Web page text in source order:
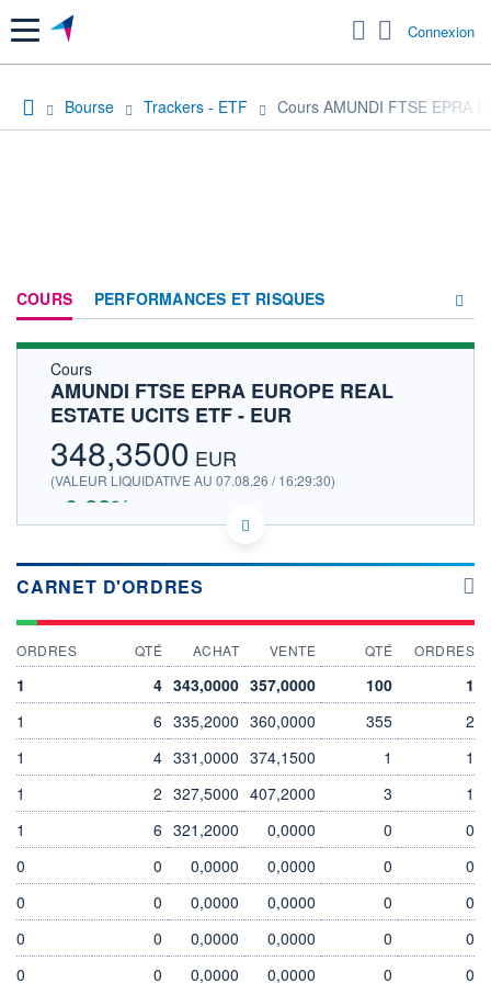
Menu Connexion
Bourse Trackers - ETF Cours AMUNDI FTSE EPRA
COURS PERFORMANCES ET RISQUES
ACTUALITÉS
HISTORIQUE
Cours
AMUNDI FTSE EPRA EUROPE REAL
ESTATE UCITS ETF - EUR
348,3500 EUR
(VALEUR LIQUIDATIVE AU 07.08.26 / 16:29:30)
+0,22%
349.6
LU1681039480 - Amundi Luxembourg S.A.
EURONEXT PARIS DONNÉES TEMPS RÉEL
Politique d'exécution
04/08 06/08
INDICE DE RÉFÉRENCE
FTSE EPRA/NAREIT DEV
CATÉGORIE MORNINGSTAR
Immobilier - Indirect
Europe
OUVERTURE CLÔTURE VEILLE
347,6000
+ HAUT + BAS
CARNET D'ORDRES
ORDRES QTÉ ACHAT VENTE QTÉ ORDRES
1 4 343,0000 357,0000 100
1
1
6 335,2000 360,0000 355
2
1
4 331,0000 374,1500 1
1
1
2 327,5000 407,2000 3
1
1
6 321,2000 0,0000 0
0
0
0 0,0000 0,0000 0
0
0
0 0,0000 0,0000 0
0
0
0 0,0000 0,0000 0
0
0
0 0,0000 0,0000 0
0